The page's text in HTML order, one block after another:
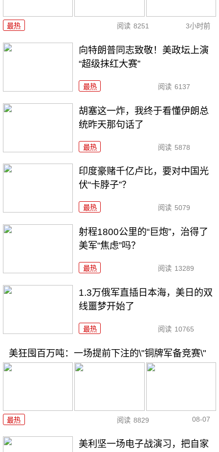
最热 阅读 8251 3小时前
向特朗普同志致敬！美政坛上演
“超级抹红大赛”
最热 阅读 6137
胡塞这一炸，我终于看懂伊朗总
统昨天那句话了
最热 阅读 5878
印度豪赌千亿卢比，要对中国光
伏“卡脖子”？
最热 阅读 5079
射程1800公里的“巨炮”，治得了
美军“焦虑”吗？
最热 阅读 13289
1.3万俄军直插日本海，美日的双
线噩梦开始了
最热 阅读 10765
美狂囤百万吨：一场提前下注的\"铜牌军备竞赛\"
最热 阅读 8829 08-07
美利坚一场电子战演习，把自家